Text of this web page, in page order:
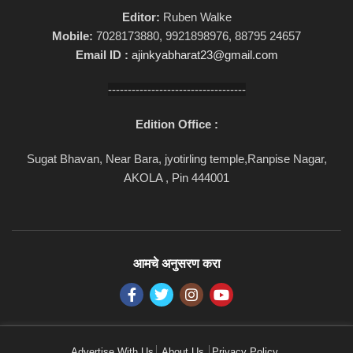
Editor: Ruben Walke
Mobile: 7028173880, 9921898976, 88795 24657
Email ID : ajinkyabharat23@gmail.com
-----------------------------------
Edition Office :
Sugat Bhavan, Near Bara, jyotirling temple,Ranpise Nagar,
AKOLA , Pin 444001
आमचे अनुसरण करा